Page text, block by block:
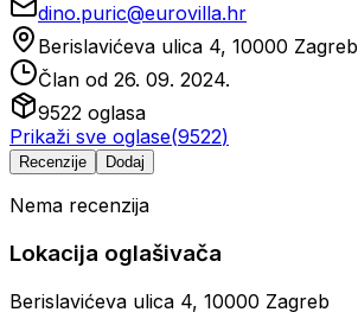
dino.puric@eurovilla.hr
Berislavićeva ulica 4, 10000 Zagreb
Član od 26. 09. 2024.
9522 oglasa
Prikaži sve oglase(9522)
Recenzije Dodaj
Nema recenzija
Lokacija oglašivača
Berislavićeva ulica 4, 10000 Zagreb